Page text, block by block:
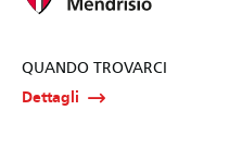
QUANDO TROVARCI
Dettagli